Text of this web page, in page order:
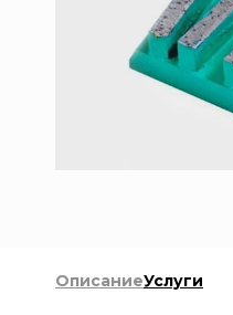
ОписаниеУслуги